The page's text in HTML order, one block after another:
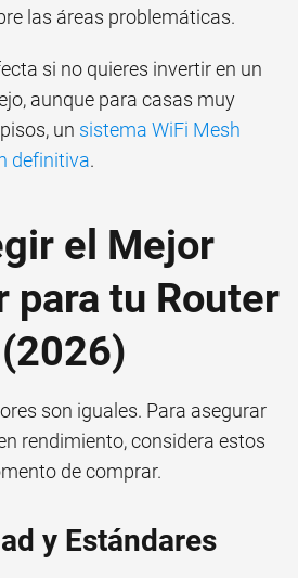
las áreas problemáticas.
si no quieres invertir en un
aunque para casas muy
un sistema WiFi Mesh
definitiva.
el Mejor
para tu Router
son iguales. Para asegurar
rendimiento, considera estos
de comprar.
y Estándares